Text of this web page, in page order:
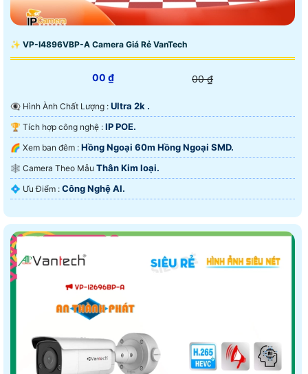
✨ VP-I4896VBP-A Camera Giá Rẻ VanTech
00 ₫ 00 ₫
👁️‍🗨 Hình Ành Chất Lượng : Ultra 2k .
🏆 Tích hợp công nghệ : IP POE.
🌈 Xem ban đêm : Hồng Ngoại 60m Hồng Ngoại SMD.
🕸️ Camera Theo Mẫu Thân Kim loại.
️💠 Ưu Điểm : Công Nghệ AI.